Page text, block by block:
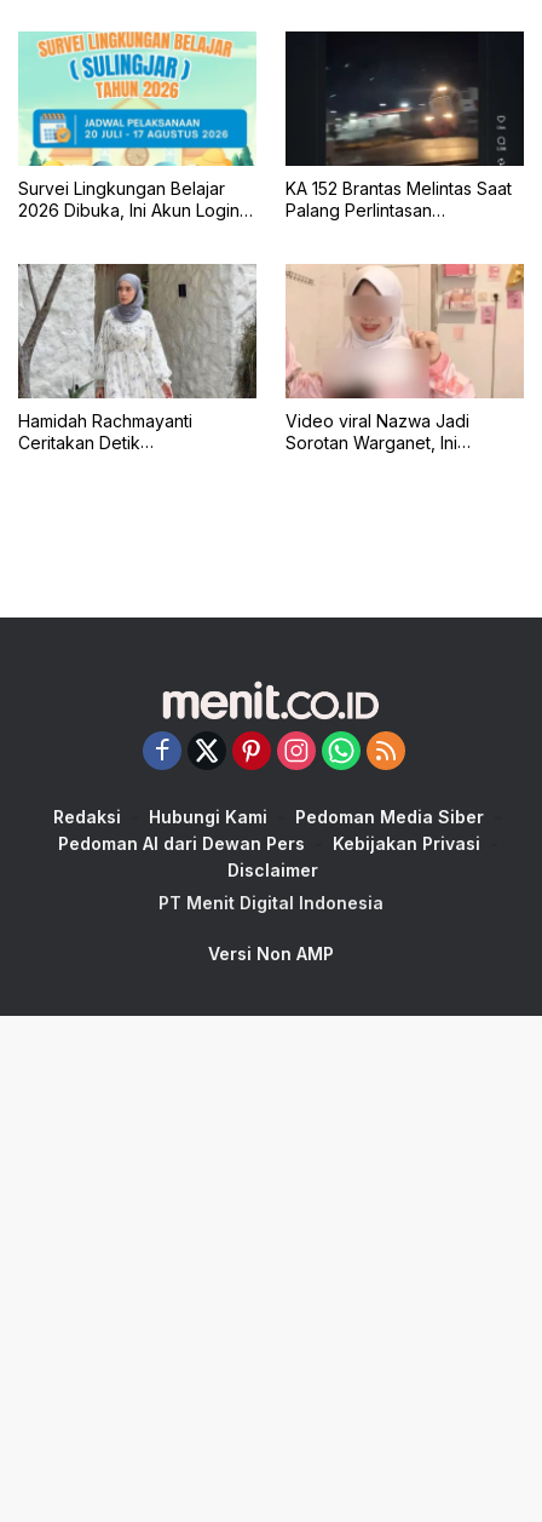
Survei Lingkungan Belajar
2026 Dibuka, Ini Akun Login,
KA 152 Brantas Melintas Saat
Palang Perlintasan
Hamidah Rachmayanti
Ceritakan Detik
Video viral Nazwa Jadi
Sorotan Warganet, Ini
Redaksi Hubungi Kami
Pedoman Media Siber
Pedoman AI dari Dewan Pers
Kebijakan Privasi
Disclaimer
PT Menit Digital Indonesia
Versi Non AMP